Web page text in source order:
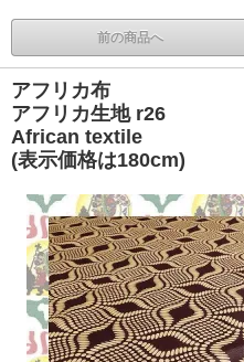
前の商品へ
アフリカ布
アフリカ生地 r26
African textile
(表示価格は180cm)